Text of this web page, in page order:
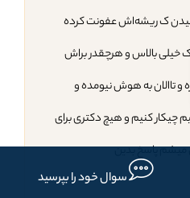
ک ریشه‌اش عفونت کرده
عفونتش زده ۸/۰ ک خیلی بالاس و هرچقدر براش
و تاالان به هوش نیومده و
چیکار کنیم و هیچ دکتری برای
میشم پاسخ بدین
سوال خود را بپرسید